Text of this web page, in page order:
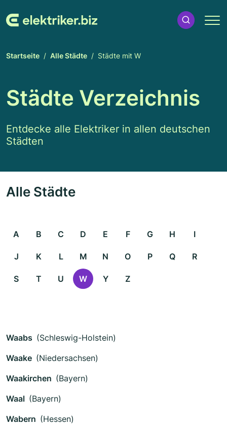
Startseite Alle Städte Städte mit W
Städte Verzeichnis
Entdecke alle Elektriker in allen deutschen
Städten
Alle Städte
A B C D E F G H I
J K L M N O P Q R
S T U W Y Z
Waabs (Schleswig-Holstein)
Waake (Niedersachsen)
Waakirchen (Bayern)
Waal (Bayern)
Wabern (Hessen)